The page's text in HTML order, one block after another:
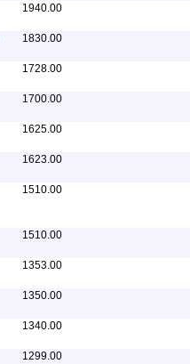
1940.00
1830.00
1728.00
1700.00
1625.00
1623.00
1510.00
1510.00
1353.00
1350.00
1340.00
1299.00